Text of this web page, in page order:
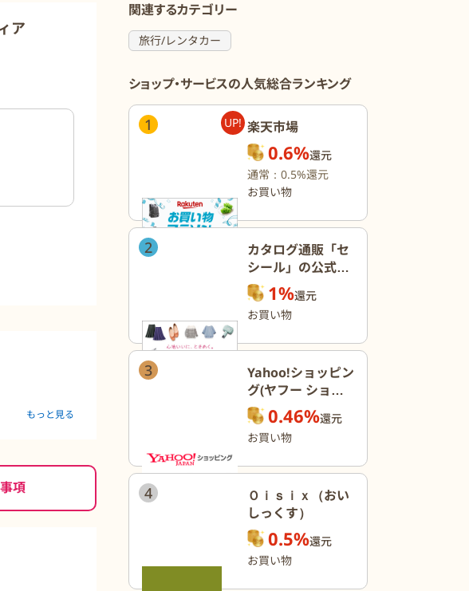
ア
もっと見る
項
関連するカテゴリー
旅行/レンタカー
ショップ・サービスの人気総合ランキング
1 UP! 楽天市場
0.6%還元
通常：0.5%還元
お買い物
2
カタログ通販「セ
シール」の公式オ
ンラインショップ
1%還元
お買い物
3
Yahoo!ショッピン
グ(ヤフー ショッ
ピング)0.46%還元
お買い物
4
Ｏｉｓｉｘ（おい
しっくす）
0.5%還元
お買い物